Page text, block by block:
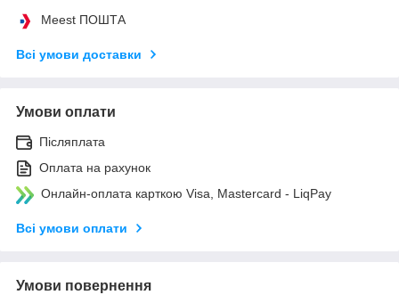
Meest ПОШТА
Всі умови доставки
Умови оплати
Післяплата
Оплата на рахунок
Онлайн-оплата карткою Visa, Mastercard - LiqPay
Всі умови оплати
Умови повернення